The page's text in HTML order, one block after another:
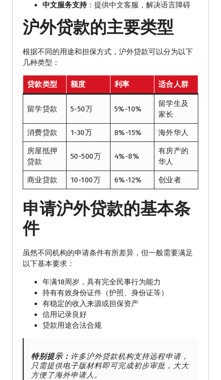
中文服务支持：提供中文客服，解决语言障碍
沪外贷款的主要类型
根据不同的用途和担保方式，沪外贷款可以分为以下
几种类型：
贷款类型 额度 利率 适合人群
留学贷款 5-50万 5%-10%
留学生及
家长
消费贷款 1-30万 8%-15% 海外华人
房屋抵押
贷款
50-500万 4%-8%
有房产的
华人
商业贷款 10-100万 6%-12% 创业者
申请沪外贷款的基本条
件
虽然不同机构的申请条件有所差异，但一般需要满足
以下基本要求：
年满18周岁，具有完全民事行为能力
持有有效身份证件（护照、身份证等）
有稳定的收入来源或担保资产
信用记录良好
贷款用途合法合规
特别提示： 许多沪外贷款机构支持远程申请，
只需提供电子版材料即可完成初步审批，大大
方便了海外申请人。